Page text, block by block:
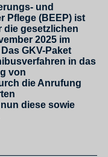
und
Pflege (BEEP) ist
die gesetzlichen
2025 im
GKV-Paket
in das
von
die Anrufung
diese sowie